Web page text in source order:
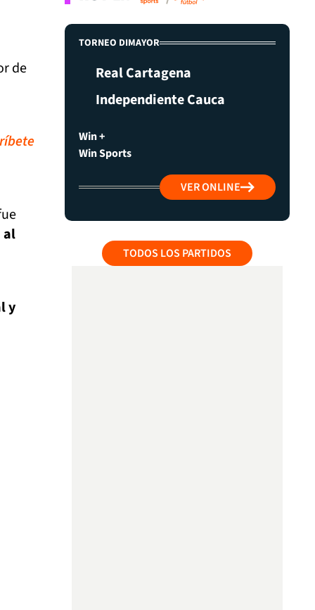
de
al
y
TORNEO DIMAYOR
Real Cartagena
Independiente Cauca
Win +
Win Sports
VER ONLINE
TODOS LOS PARTIDOS